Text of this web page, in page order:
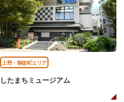
上野・御徒町エリア
したまちミュージアム